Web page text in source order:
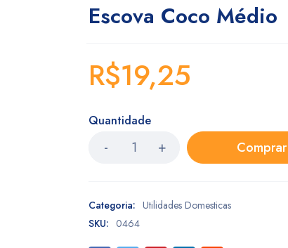
Escova Coco Médio
R$19,25
Quantidade
Comprar
Categoria: Utilidades Domesticas
SKU: 0464